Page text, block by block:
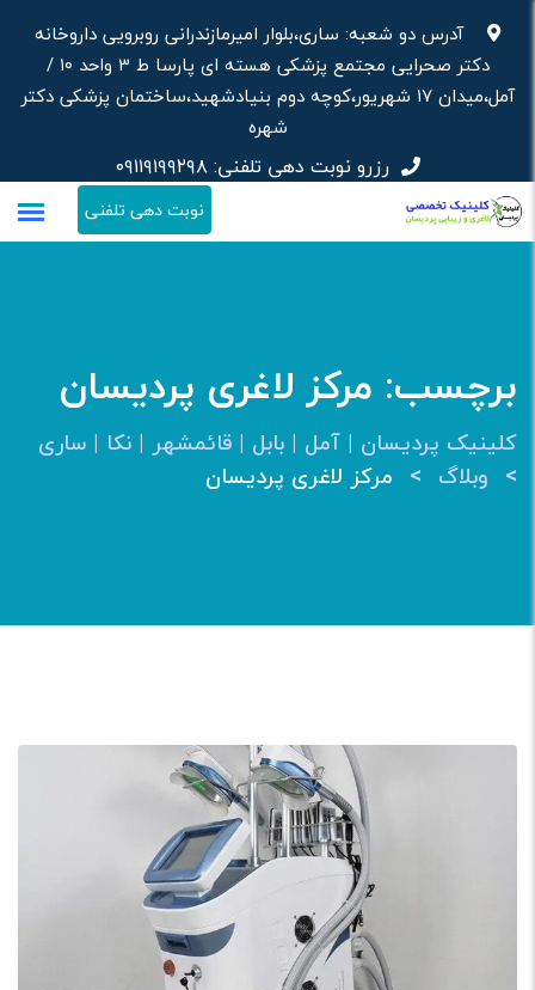
محتوا
آدرس دو شعبه: ساری،بلوار امیرمازندرانی روبرویی داروخانه‌
دکتر صحرایی مجتمع پزشکی هسته ای پارسا ط ۳ واحد ۱۰ /
آمل،میدان ۱۷ شهریور،کوچه دوم بنیادشهید،ساختمان پزشکی دکتر
شهره
رزرو نوبت دهی تلفنی:۰۹۱۱۹۱۹۹۲۹۸
نوبت دهی تلفنی
برچسب: مرکز لاغری پردیسان
کلینیک پردیسان | آمل | بابل | قائمشهر | نکا | ساری
> وبلاگ > مرکز لاغری پردیسان